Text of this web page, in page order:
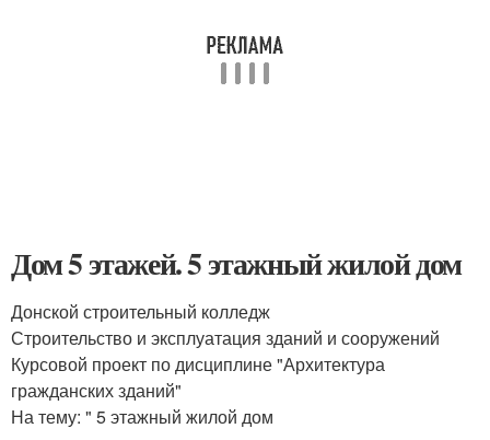
Дом 5 этажей. 5 этажный жилой дом
Донской строительный колледж
Строительство и эксплуатация зданий и сооружений
Курсовой проект по дисциплине "Архитектура
гражданских зданий"
На тему: " 5 этажный жилой дом